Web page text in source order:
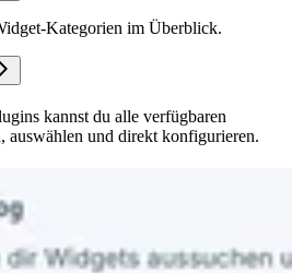
Kategorien im Überblick.
kannst du alle verfügbaren
auswählen und direkt konfigurieren.